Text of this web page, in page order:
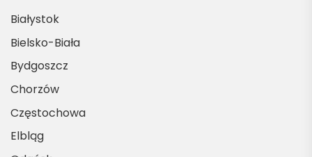
Białystok
Bielsko-Biała
Bydgoszcz
Chorzów
Częstochowa
Elbląg